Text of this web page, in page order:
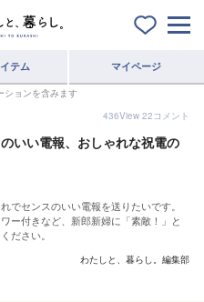
テム マイページ
ションを含みます
436View 22コメント
いい電報、おしゃれな祝電の
でセンスのいい電報を送りたいです。
ー付きなど、新郎新婦に「素敵！」と
ださい。
わたしと、暮らし。編集部